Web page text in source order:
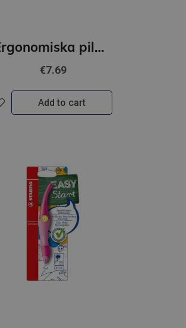
Ergonomiska pildspalva STABILO EASYoriginal R |0.5 mm|Zila| G.rozā, T.rozā
€7.69
Add to cart